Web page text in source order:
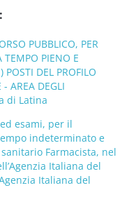
PUBBLICO, PER
TEMPO PIENO E
DEL PROFILO
- AREA DEGLI
di Latina
esami, per il
indeterminato e
Farmacista, nel
Italiana del
Italiana del